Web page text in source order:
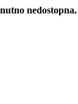
nedostopna.